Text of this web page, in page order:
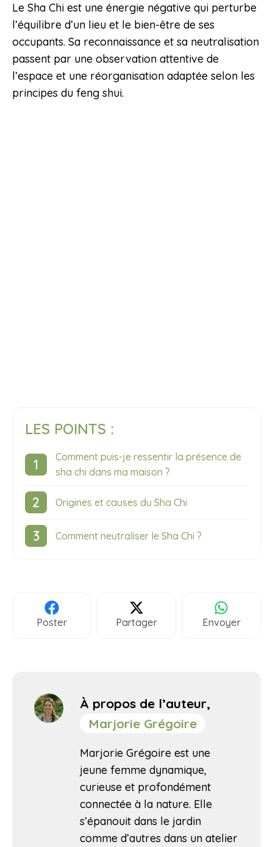
Le Sha Chi est une énergie négative qui perturbe
l’équilibre d’un lieu et le bien-être de ses
occupants. Sa reconnaissance et sa neutralisation
passent par une observation attentive de
l’espace et une réorganisation adaptée selon les
principes du feng shui.
LES POINTS :
Comment puis-je ressentir la présence de
sha chi dans ma maison ?
Origines et causes du Sha Chi
Comment neutraliser le Sha Chi ?
Poster Partager Envoyer
À propos de l’auteur,
Marjorie Grégoire
Marjorie Grégoire est une
jeune femme dynamique,
curieuse et profondément
connectée à la nature. Elle
s’épanouit dans le jardin
comme d’autres dans un atelier